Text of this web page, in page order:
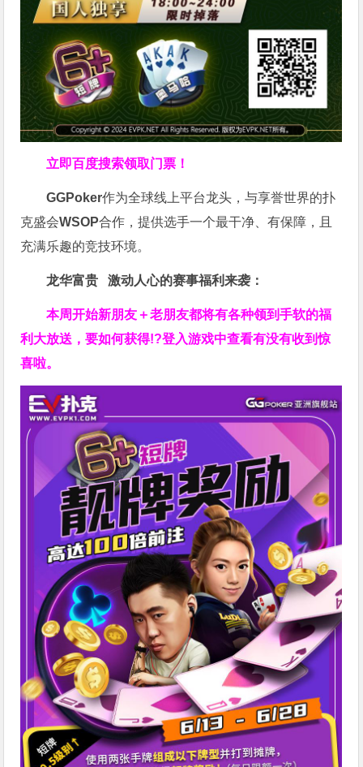
立即百度搜索领取门票！
GGPoker作为全球线上平台龙头，与享誉世界的扑
克盛会WSOP合作，提供选手一个最干净、有保障，且
充满乐趣的竞技环境。
龙华富贵 激动人心的赛事福利来袭：
本周开始新朋友＋老朋友都将有各种领到手软的福
利大放送，要如何获得!?登入游戏中查看有没有收到惊
喜啦。